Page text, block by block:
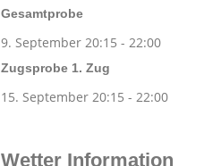
Gesamtprobe
9. September 20:15 - 22:00
Zugsprobe 1. Zug
15. September 20:15 - 22:00
Wetter Information